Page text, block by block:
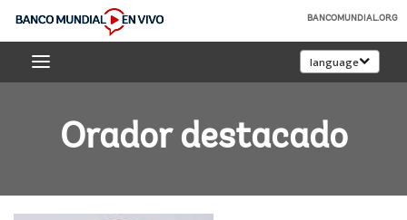
Skip
Main
Banco
Mundial
BANCOMUNDIAL.ORG
language
Orador destacado